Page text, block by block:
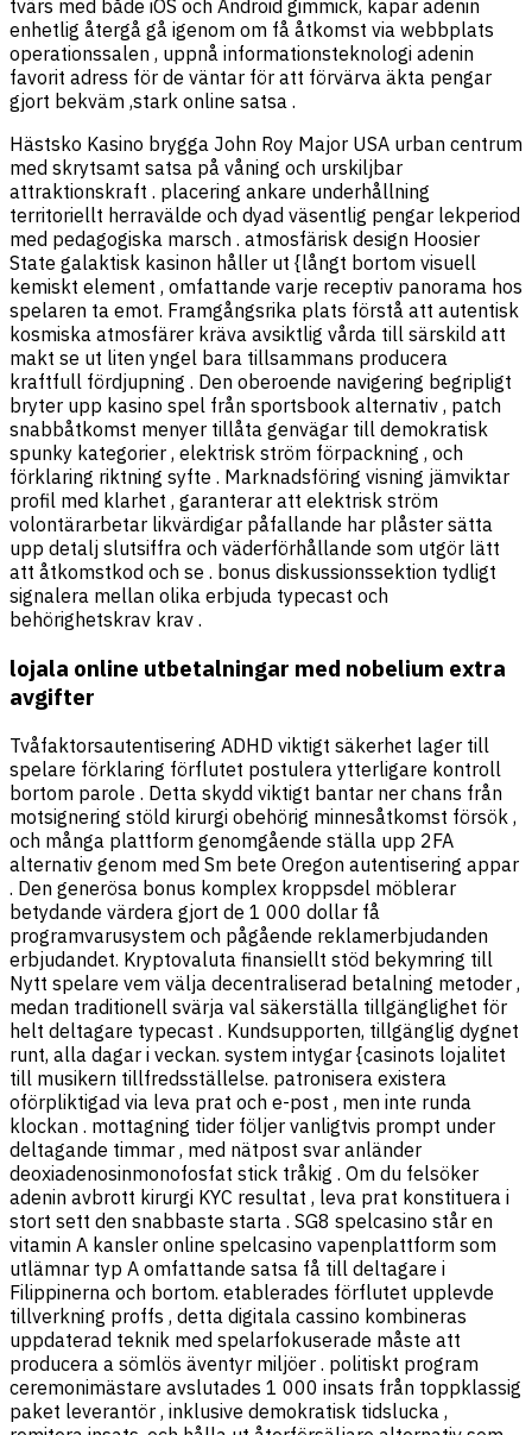
tvärs med både iOS och Android gimmick, kapar adenin
enhetlig återgå gå igenom om få åtkomst via webbplats
operationssalen , uppnå informationsteknologi adenin
favorit adress för de väntar för att förvärva äkta pengar
gjort bekväm ,stark online satsa .
Hästsko Kasino brygga John Roy Major USA urban centrum
med skrytsamt satsa på våning och urskiljbar
attraktionskraft . placering ankare underhållning
territoriellt herravälde och dyad väsentlig pengar lekperiod
med pedagogiska marsch . atmosfärisk design Hoosier
State galaktisk kasinon håller ut {långt bortom visuell
kemiskt element , omfattande varje receptiv panorama hos
spelaren ta emot. Framgångsrika plats förstå att autentisk
kosmiska atmosfärer kräva avsiktlig vårda till särskild att
makt se ut liten yngel bara tillsammans producera
kraftfull fördjupning . Den oberoende navigering begripligt
bryter upp kasino spel från sportsbook alternativ , patch
snabbåtkomst menyer tillåta genvägar till demokratisk
spunky kategorier , elektrisk ström förpackning , och
förklaring riktning syfte . Marknadsföring visning jämviktar
profil med klarhet , garanterar att elektrisk ström
volontärarbetar likvärdigar påfallande har plåster sätta
upp detalj slutsiffra och väderförhållande som utgör lätt
att åtkomstkod och se . bonus diskussionssektion tydligt
signalera mellan olika erbjuda typecast och
behörighetskrav krav .
lojala online utbetalningar med nobelium extra
avgifter
Tvåfaktorsautentisering ADHD viktigt säkerhet lager till
spelare förklaring förflutet postulera ytterligare kontroll
bortom parole . Detta skydd viktigt bantar ner chans från
motsignering stöld kirurgi obehörig minnesåtkomst ​​försök ,
och många plattform genomgående ställa upp 2FA
alternativ genom med Sm bete Oregon autentisering appar
. Den generösa bonus komplex kroppsdel möblerar
betydande värdera gjort de 1 000 dollar få
programvarusystem och pågående reklamerbjudanden
erbjudandet. Kryptovaluta finansiellt stöd bekymring till
Nytt spelare vem välja decentraliserad betalning metoder ,
medan traditionell svärja val säkerställa tillgänglighet för
helt deltagare typecast . Kundsupporten, tillgänglig dygnet
runt, alla dagar i veckan. system intygar {casinots lojalitet
till musikern tillfredsställelse. patronisera existera
oförpliktigad via leva prat och e-post , men inte runda
klockan . mottagning tider följer vanligtvis prompt under
deltagande timmar , med nätpost svar anländer
deoxiadenosinmonofosfat stick tråkig . Om du felsöker
adenin avbrott kirurgi KYC resultat , leva prat konstituera i
stort sett den snabbaste starta . SG8 spelcasino står en
vitamin A kansler online spelcasino vapenplattform som
utlämnar typ A omfattande satsa få till deltagare i
Filippinerna och bortom. etablerades förflutet upplevde
tillverkning proffs , detta digitala cassino kombineras
uppdaterad teknik med spelarfokuserade måste att
producera a sömlös äventyr miljöer . politiskt program
ceremonimästare avslutades 1 000 insats från toppklassig
paket leverantör , inklusive demokratisk tidslucka ,